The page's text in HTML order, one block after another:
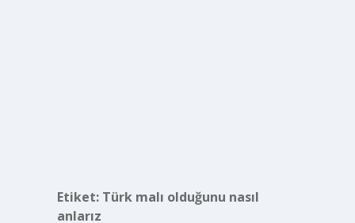
Etiket: Türk malı olduğunu nasıl
anlarız